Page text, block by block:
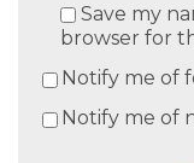
Save my
browser for
Notify me of
Notify me of